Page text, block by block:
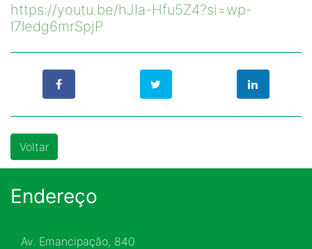
https://youtu.be/hJIa-Hfu5Z4?si=wp-
I7ledg6mrSpjP
Voltar
Endereço
Av. Emancipação, 840